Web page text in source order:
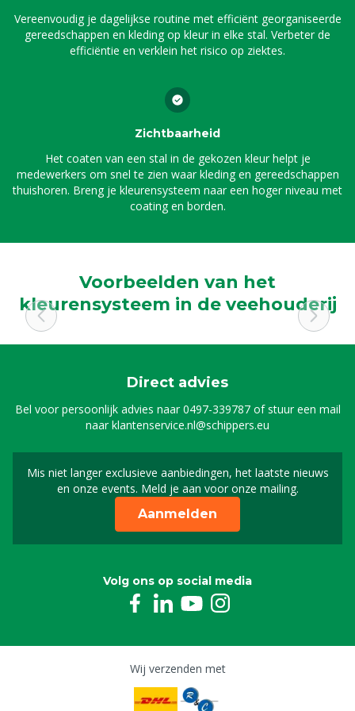
Vereenvoudig je dagelijkse routine met efficiënt georganiseerde
gereedschappen en kleding op kleur in elke stal. Verbeter de
efficiëntie en verklein het risico op ziektes.
Zichtbaarheid
Het coaten van een stal in de gekozen kleur helpt je
medewerkers om snel te zien waar kleding en gereedschappen
thuishoren. Breng je kleurensysteem naar een hoger niveau met
coating en borden.
Voorbeelden van het
kleurensysteem in de veehouderij
Direct advies
Bel voor persoonlijk advies naar0497-339787of stuur een mail
naarklantenservice.nl@schippers.eu
Mis niet langer exclusieve aanbiedingen, het laatste nieuws
en onze events. Meld je aan voor onze mailing.
Schrijf je in voor onze
Aanmelden
Volg ons op social media
Wij verzenden met